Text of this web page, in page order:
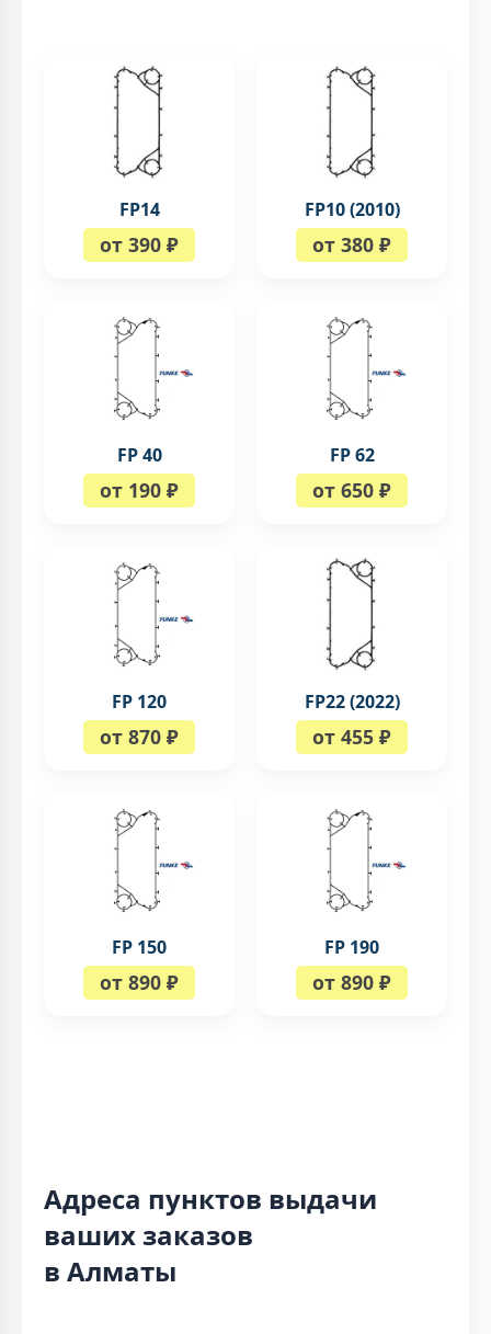
FP14
от 390 ₽
FP10 (2010)
от 380 ₽
FP 40
от 190 ₽
FP 62
от 650 ₽
FP 120
от 870 ₽
FP22 (2022)
от 455 ₽
FP 150
от 890 ₽
FP 190
от 890 ₽
Адреса пунктов выдачи
ваших заказов
в Алматы